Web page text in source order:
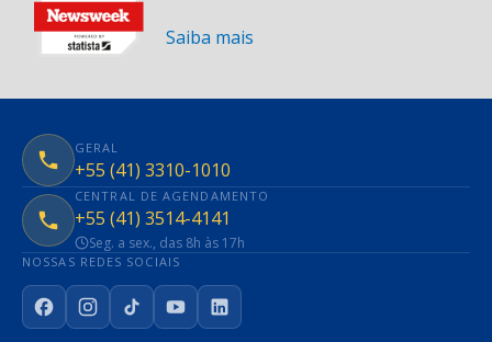
Saiba mais
GERAL
+55 (41) 3310-1010
CENTRAL DE AGENDAMENTO
+55 (41) 3514-4141
Seg. a sex., das 8h às 17h
NOSSAS REDES SOCIAIS
FacebookInstagram
TikTokYouTubeLinkedIn